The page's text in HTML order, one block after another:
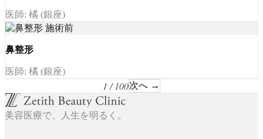
医師: 橘 (銀座)
鼻整形
医師: 橘 (銀座)
1 / 100次へ →
美容医療で、人生を明るく。